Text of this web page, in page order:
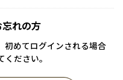
れの方
めてログインされる場合
ださい。